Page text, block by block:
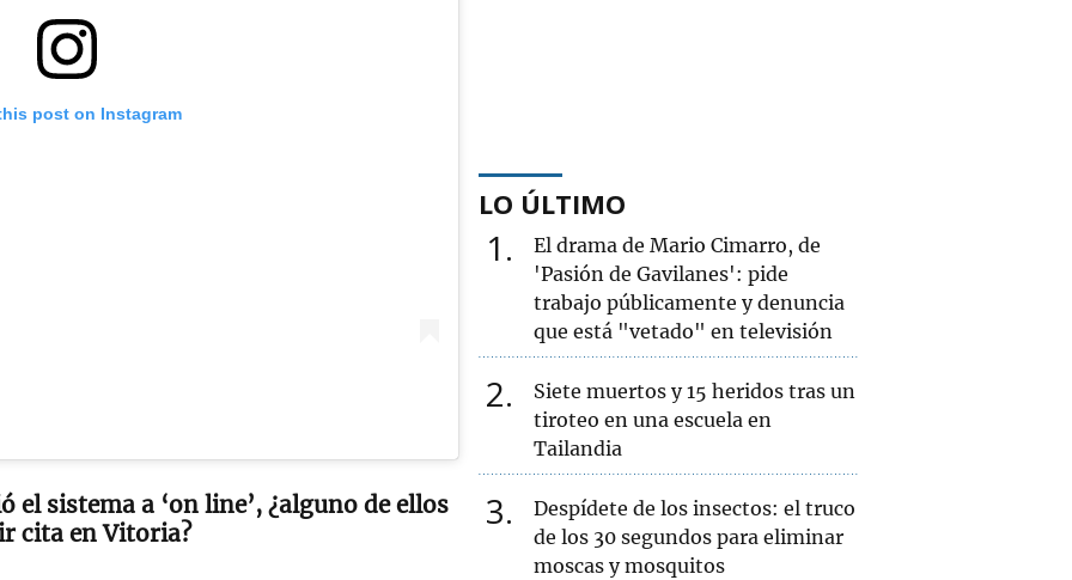
post on Instagram
el sistema a ‘on line’, ¿alguno de ellos
cita en Vitoria?
LO ÚLTIMO
1
El drama de Mario Cimarro, de
'Pasión de Gavilanes': pide
trabajo públicamente y denuncia
que está "vetado" en televisión
2
Siete muertos y 15 heridos tras un
tiroteo en una escuela en
Tailandia
3
Despídete de los insectos: el truco
de los 30 segundos para eliminar
moscas y mosquitos